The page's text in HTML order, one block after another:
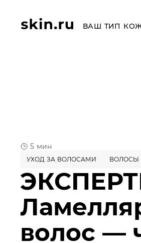
ВАШ ТИП
5 мин
УХОД ЗА ВОЛОСАМИ ВОЛОСЫ
волос —